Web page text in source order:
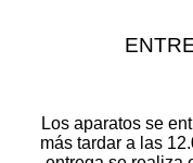
Los aparatos se
más tardar a las